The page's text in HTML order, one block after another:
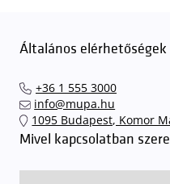
érkezéskor megnövekedett
azt javasoljuk
találhassák meg a
érkezhessenek meg
sorompókat
ingyenes azon vendégeink
rendjének részletes leírása
Általános elérhetőségek
+36 1 555 3000
info@mupa.hu
1095 Budapest, Komor
Mivel kapcsolatban